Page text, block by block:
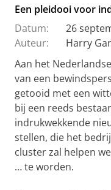
Een pleidooi voor
Datum:
26
Auteur:
Harry
Aan het
van een
getooid met een
bij een reeds
indrukwekkende
stellen, die het
cluster zal helpen
… te worden.